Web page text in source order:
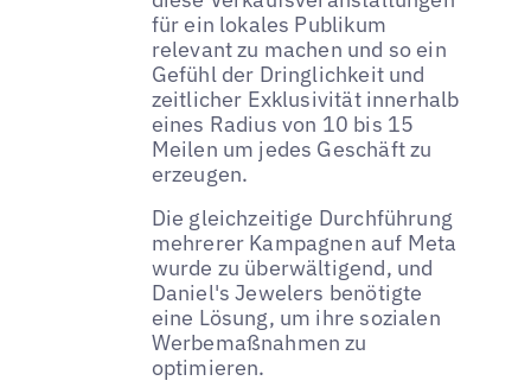
für ein lokales Publikum
relevant zu machen und so ein
Gefühl der Dringlichkeit und
zeitlicher Exklusivität innerhalb
eines Radius von 10 bis 15
Meilen um jedes Geschäft zu
erzeugen.
Die gleichzeitige Durchführung
mehrerer Kampagnen auf Meta
wurde zu überwältigend, und
Daniel's Jewelers benötigte
eine Lösung, um ihre sozialen
Werbemaßnahmen zu
optimieren.